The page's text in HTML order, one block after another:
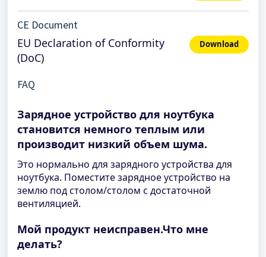
CE Document
EU Declaration of Conformity
(DoC)
Download
FAQ
Зарядное устройство для ноутбука
становится немного теплым или
производит низкий объем шума.
Это нормально для зарядного устройства для
ноутбука. Поместите зарядное устройство на
землю под столом/столом с достаточной
вентиляцией.
Мой продукт неисправен.Что мне
делать?